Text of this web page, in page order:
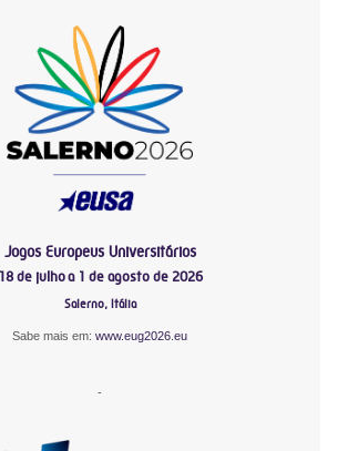
Jogos Europeus Universitários
18 de julho a 1 de agosto de 2026
Salerno, Itália
Sabe mais em: www.eug2026.eu
-